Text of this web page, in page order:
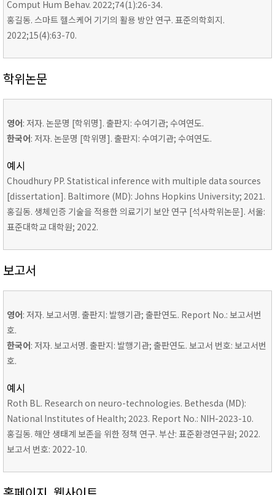
Comput Hum Behav. 2022;74(1):26-34.
홍길동. 스마트 헬스케어 기기의 활용 방안 연구. 표준의학회지.
2022;15(4):63-70.
학위논문
영어: 저자. 논문명 [학위명]. 출판지: 수여기관; 수여연도.
한국어: 저자. 논문명 [학위명]. 출판지: 수여기관; 수여연도.
예시
Choudhury PP. Statistical inference with multiple data sources
[dissertation]. Baltimore (MD): Johns Hopkins University; 2021.
홍길동. 생체인증 기술을 적용한 의료기기 보안 연구 [석사학위논문]. 서울:
표준대학교 대학원; 2022.
보고서
영어: 저자. 보고서명. 출판지: 발행기관; 출판연도. Report No.: 보고서번
호.
한국어: 저자. 보고서명. 출판지: 발행기관; 출판연도. 보고서 번호: 보고서번
호.
예시
Roth BL. Research on neuro-technologies. Bethesda (MD):
National Institutes of Health; 2023. Report No.: NIH-2023-10.
홍길동. 해안 생태계 보존을 위한 정책 연구. 부산: 표준환경연구원; 2022.
보고서 번호: 2022-10.